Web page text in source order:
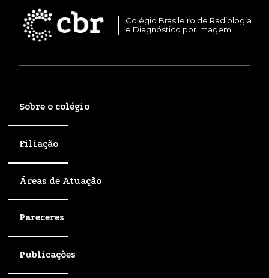
Colégio Brasileiro de Radiologia
e Diagnóstico por Imagem
Sobre o colégio
Filiação
Áreas de Atuação
Pareceres
Publicações